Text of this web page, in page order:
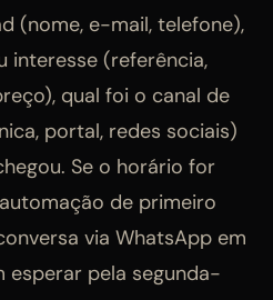
(nome, e-mail, telefone),
interesse (referência,
qual foi o canal de
portal, redes sociais)
Se o horário for
de primeiro
via WhatsApp em
esperar pela segunda-